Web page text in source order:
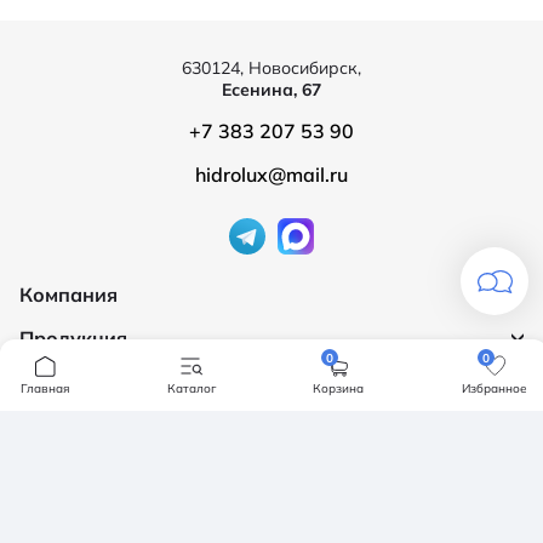
Компания
О компании
Бренды
Продукция
Ванны
630124, Новосибирск,
Есенина, 67
+7 383 207 53 90
hidrolux@mail.ru
Главная Каталог
0
Корзина
0
Избранное